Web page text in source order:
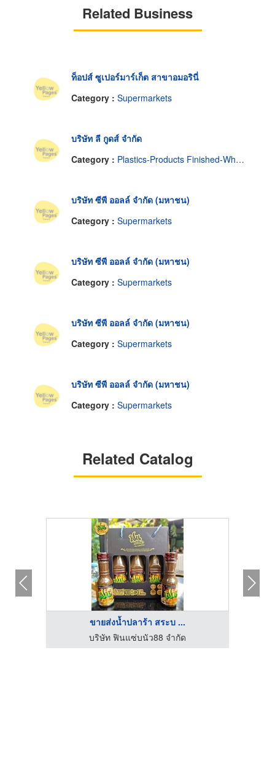
Related Business
ท็อปส์ ซูเปอร์มาร์เก็ต สาขาอมอรินี่
Category : Supermarkets
บริษัท ลี กูดส์ จำกัด
Category : Plastics-Products Finished-Wholesales & Manufacturers
บริษัท ซีพี ออลล์ จำกัด (มหาชน)
Category : Supermarkets
บริษัท ซีพี ออลล์ จำกัด (มหาชน)
Category : Supermarkets
บริษัท ซีพี ออลล์ จำกัด (มหาชน)
Category : Supermarkets
บริษัท ซีพี ออลล์ จำกัด (มหาชน)
Category : Supermarkets
Related Catalog
ขายส่งน้ำปลาร้า สระบ ...
บริษัท ฟินแซ่บนัว88 จำกัด